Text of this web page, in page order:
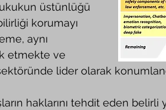
üstünlüğü
korumayı
aynı
etmekte ve
lider olarak